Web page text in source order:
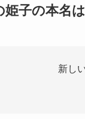
子の本名
新し